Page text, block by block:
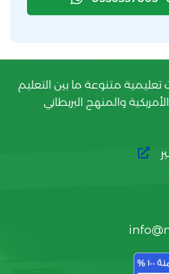
متنوعة ما بين التعليم
والمنهج البريطاني